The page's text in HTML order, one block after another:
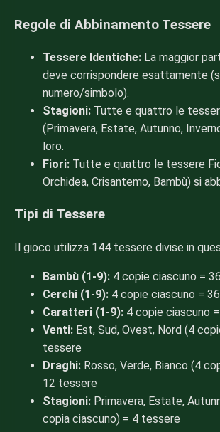
Regole di Abbinamento Tessere
Tessere Identiche: La maggior
deve corrispondere esattamente
numero/simbolo).
Stagioni: Tutte e quattro le
(Primavera, Estate, Autunno,
loro.
Fiori: Tutte e quattro le tessere
Orchidea, Crisantemo, Bambù) si
Tipi di Tessere
Il gioco utilizza 144 tessere divise in
Bambù (1-9): 4 copie ciascuno =
Cerchi (1-9): 4 copie ciascuno =
Caratteri (1-9): 4 copie ciascuno
Venti: Est, Sud, Ovest, Nord (4
tessere
Draghi: Rosso, Verde, Bianco (4
12 tessere
Stagioni: Primavera, Estate,
copia ciascuno) = 4 tessere